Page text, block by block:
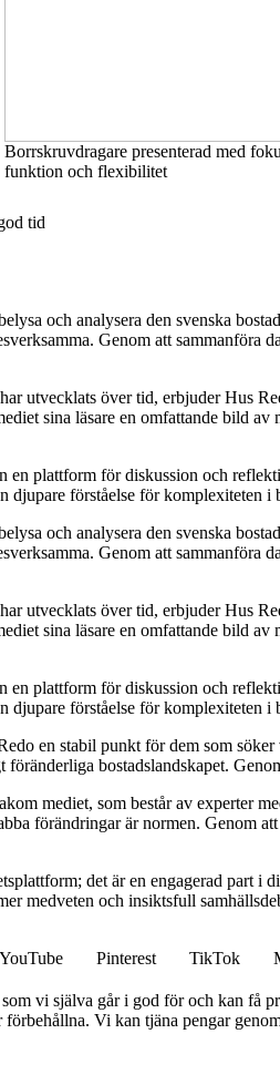
Borrskruvdragare presenterad med
funktion och flexibilitet
tid
och analysera den svenska
Genom att
utvecklats över tid, erbjuder Hus
sina läsare en omfattande bild
en plattform för diskussion och
förståelse för komplexiteten
och analysera den svenska
Genom att
utvecklats över tid, erbjuder Hus
sina läsare en omfattande bild
en plattform för diskussion och
förståelse för komplexiteten
en stabil punkt för dem som
bostadslandskapet.
mediet, som består av experter
förändringar är normen. Genom
det är en engagerad part
medveten och insiktsfull
YouTube Pinterest TikTok
vi själva går i god för och kan få
Vi kan tjäna pengar